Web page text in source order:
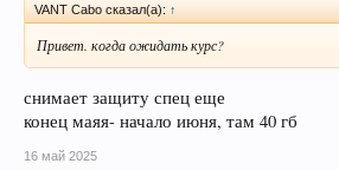
VANT Cabo сказал(а): ↑
Привет. когда ожидать курс?
снимает защиту спец еще
конец маяя- начало июня, там 40 гб
16 май 2025